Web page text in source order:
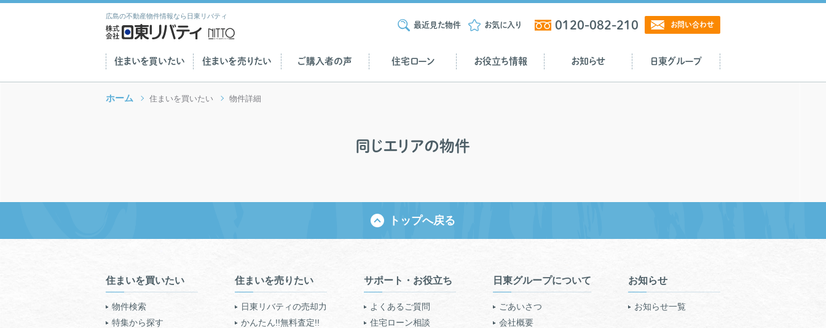
広島の不動産物件情報なら日東リバティ
最近見た物件 お気に入り 0120-082-210 お問い合わせ
住まいを買いたい 住まいを売りたい ご購入者の声 住宅ローン お役立ち情報 お知らせ 日東グループ
ホーム 住まいを買いたい 物件詳細
同じエリアの物件
トップへ戻る
住まいを買いたい
物件検索
特集から探す
住まいを売りたい
日東リバティの売却力
かんたん!!無料査定!!
サポート・お役立ち
よくあるご質問
住宅ローン相談
日東グループについて
ごあいさつ
会社概要
お知らせ
お知らせ一覧